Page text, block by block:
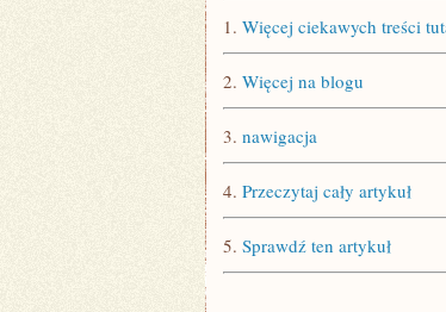
1. Więcej ciekawych treści
2. Więcej na blogu
3. nawigacja
4. Przeczytaj cały artykuł
5. Sprawdź ten artykuł